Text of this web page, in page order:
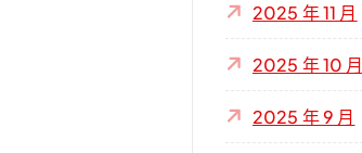
2025 年 11 月
2025 年 10 月
2025 年 9 月